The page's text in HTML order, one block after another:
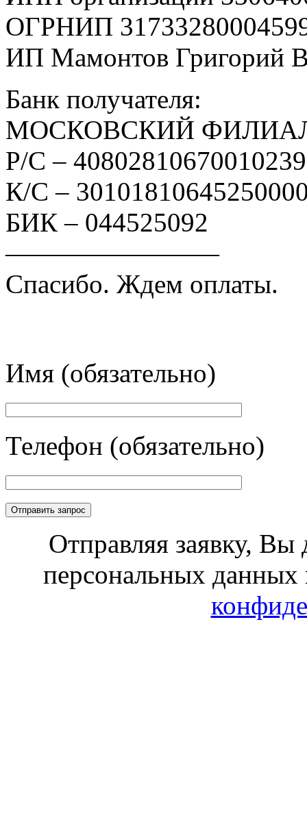
ОГРНИП
ИП Мамонтов Григорий
Банк получателя:
МОСКОВСКИЙ
Р/С –
К/С –
БИК – 044525092
————————
Спасибо. Ждем оплаты.
Имя (обязательно)
Телефон (обязательно)
Отправляя заявку, Вы
персональных данных